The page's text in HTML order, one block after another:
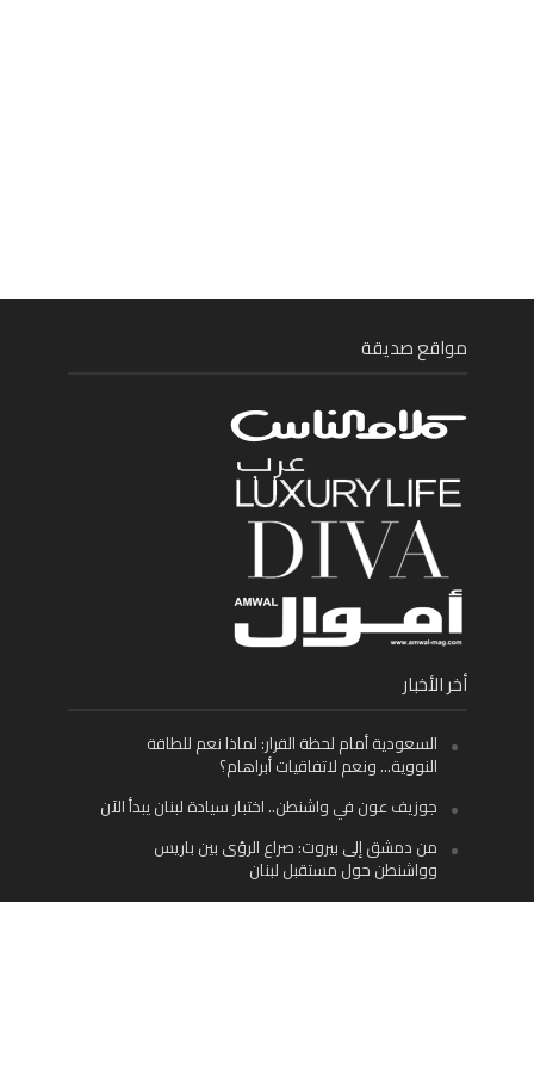
مواقع صديقة
أخر الأخبار
السعودية أمام لحظة القرار: لماذا نعم للطاقة
النووية… ونعم لاتفاقيات أبراهام؟
جوزيف عون في واشنطن.. اختبار سيادة لبنان يبدأ الآن
من دمشق إلى بيروت: صراع الرؤى بين باريس
وواشنطن حول مستقبل لبنان
اليسار اللبناني «اليقظ» وسيادة الدولة: لماذا يُعدّ نزع